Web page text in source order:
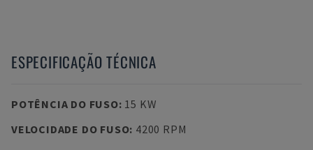
ESPECIFICAÇÃO TÉCNICA
POTÊNCIA DO FUSO: 15 KW
VELOCIDADE DO FUSO: 4200 RPM